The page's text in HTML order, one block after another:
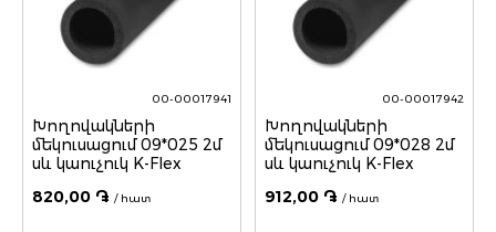
00-00017941
Խողովակների
մեկուսացում 09*025 2մ
սև կաուչուկ K-Flex
820,00 ֏ / հատ
00-00017942
Խողովակների
մեկուսացում 09*028 2մ
սև կաուչուկ K-Flex
912,00 ֏ / հատ